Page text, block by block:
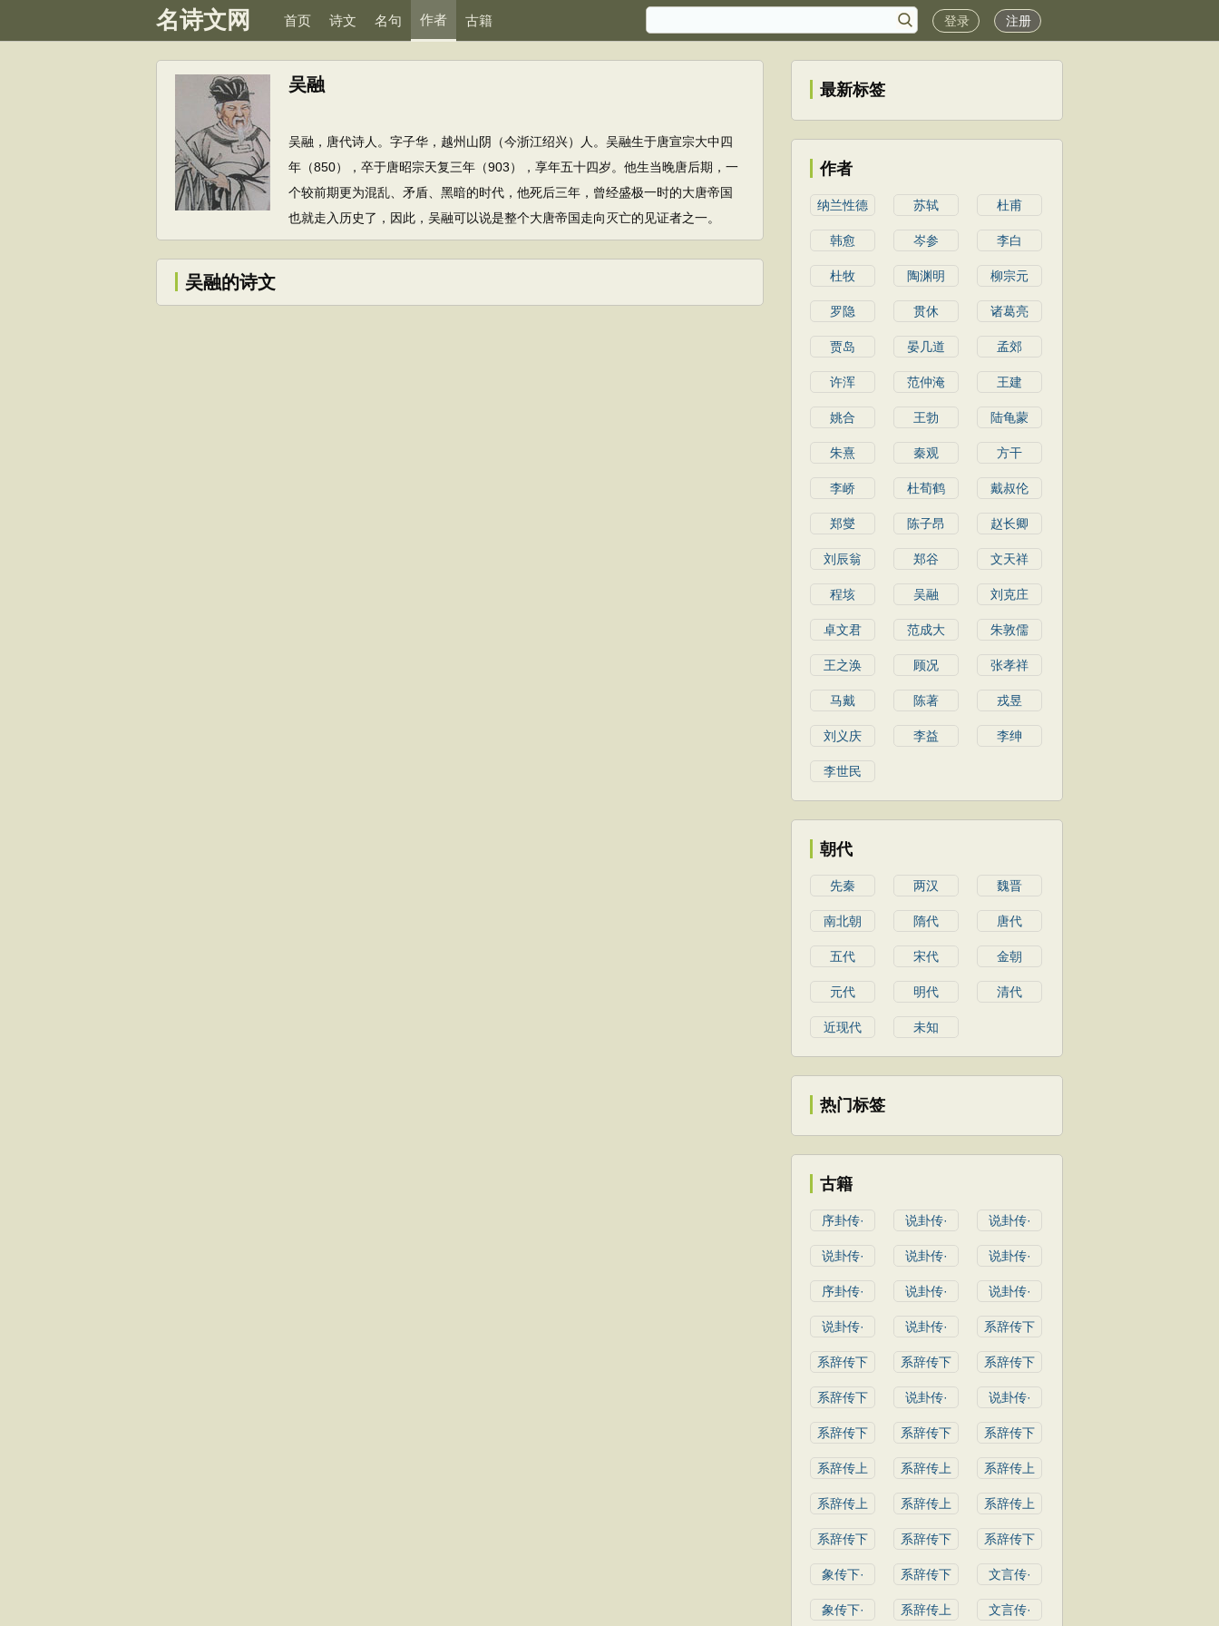
名诗文网 首页 诗文 名句 作者 古籍 登录 注册
吴融
吴融，唐代诗人。字子华，越州山阴（今浙江绍兴）人。吴融生于唐宣宗大中四
年（850），卒于唐昭宗天复三年（903），享年五十四岁。他生当晚唐后期，一
个较前期更为混乱、矛盾、黑暗的时代，他死后三年，曾经盛极一时的大唐帝国
也就走入历史了，因此，吴融可以说是整个大唐帝国走向灭亡的见证者之一。
吴融的诗文
最新标签
作者
纳兰性德 苏轼 杜甫
韩愈 岑参 李白
杜牧 陶渊明 柳宗元
罗隐 贯休 诸葛亮
贾岛 晏几道 孟郊
许浑 范仲淹 王建
姚合 王勃 陆龟蒙
朱熹 秦观 方干
李峤 杜荀鹤 戴叔伦
郑燮 陈子昂 赵长卿
刘辰翁 郑谷 文天祥
程垓 吴融 刘克庄
卓文君 范成大 朱敦儒
王之涣 顾况 张孝祥
马戴 陈著 戎昱
刘义庆 李益 李绅
李世民
朝代
先秦 两汉 魏晋
南北朝 隋代 唐代
五代 宋代 金朝
元代 明代 清代
近现代 未知
热门标签
古籍
序卦传· 说卦传· 说卦传·
说卦传· 说卦传· 说卦传·
序卦传· 说卦传· 说卦传·
说卦传· 说卦传· 系辞传下
系辞传下 系辞传下 系辞传下
系辞传下 说卦传· 说卦传·
系辞传下 系辞传下 系辞传下
系辞传上 系辞传上 系辞传上
系辞传上 系辞传上 系辞传上
系辞传下 系辞传下 系辞传下
象传下· 系辞传下 文言传·
象传下· 系辞传上 文言传·